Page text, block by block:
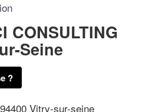
CONSULTING
Seine
?
Vitry-sur-seine